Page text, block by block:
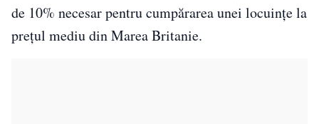
de 10% necesar pentru cumpărarea unei locuințe la
prețul mediu din Marea Britanie.